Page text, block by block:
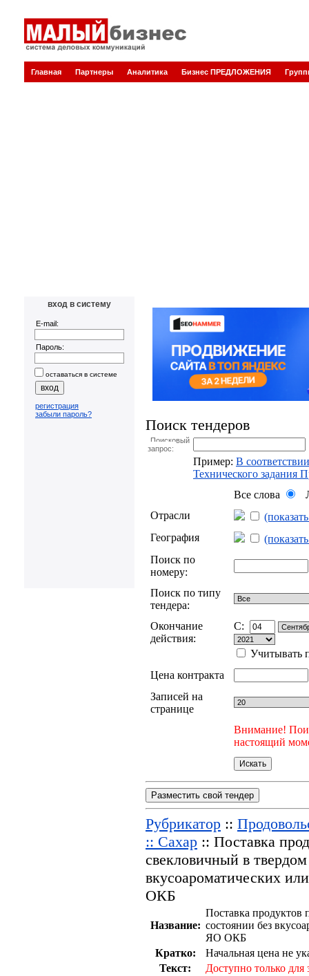
Главная Партнеры Аналитика Бизнес ПРЕДЛОЖЕНИЯ
вход в систему
E-mail:
Пароль:
оставаться в системе
регистрация
забыли пароль?
Поиск тендеров
Поисковый
запрос:
Пример: В
Технического задания
Все слова
Отрасли
География
Поиск по
номеру:
Поиск по типу
тендера:
Окончание
действия:
C:
Учитывать
Цена контракта
Записей на
странице
Внимание!
настоящий
Разместить свой тендер
Рубрикатор ::
:: Сахар :: Поставка
свекловичный в
вкусоароматических
ОКБ
Название:
Поставка продуктов
состоянии без
ЯО ОКБ
Кратко:
Начальная цена не
Текст:
Доступно только для